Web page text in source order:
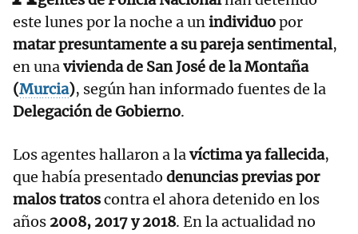
este lunes por la noche a unindividuopor
matar presuntamente a su pareja sentimental,
en unavivienda de San José de la Montaña
(Murcia), según han informado fuentes de la
Delegación de Gobierno.
Los agentes hallaron a lavíctima ya fallecida,
que había presentado denuncias previas por
malos tratoscontra el ahora detenido en los
años 2008, 2017 y 2018. En la actualidad no